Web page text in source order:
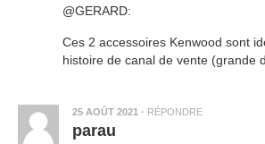
@GERARD:
Ces 2 accessoires Kenwood sont
histoire de canal de vente (grande
25 AOÛT 2021 · RÉPONDRE
parau